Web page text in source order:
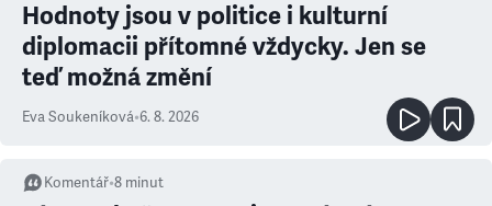
Hodnoty jsou v politice i kulturní
diplomacii přítomné vždycky. Jen se
teď možná změní
Eva Soukeníková•6. 8. 2026
Komentář•8 minut